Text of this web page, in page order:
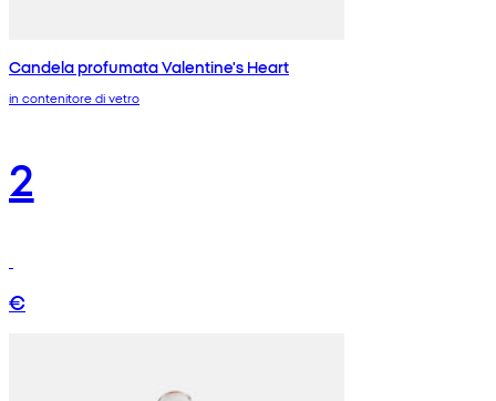
Candela profumata Valentine's Heart
in contenitore di vetro
2
€